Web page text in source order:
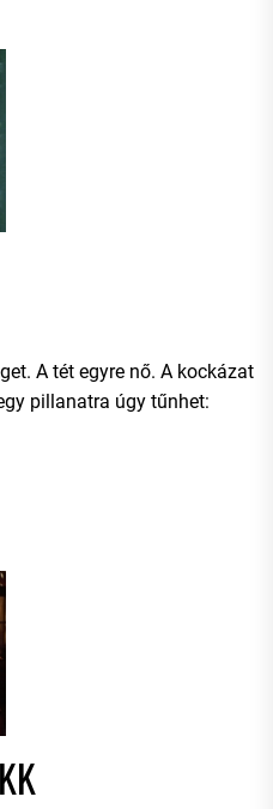
A tét egyre nő. A kockázat
pillanatra úgy tűnhet: